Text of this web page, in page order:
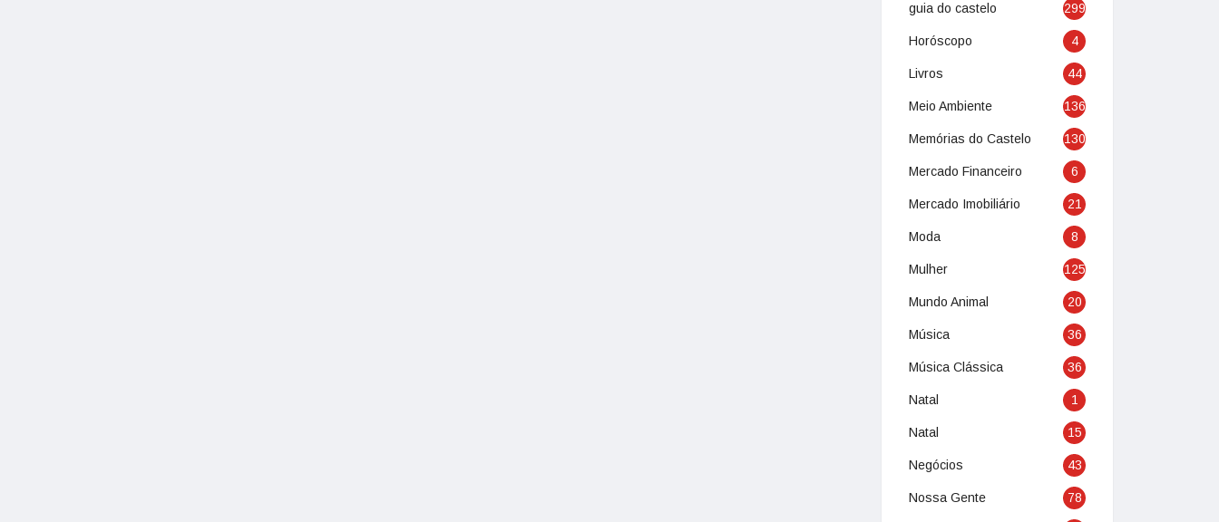
guia do castelo 299
Horóscopo 4
Livros 44
Meio Ambiente 136
Memórias do Castelo 130
Mercado Financeiro 6
Mercado Imobiliário 21
Moda 8
Mulher 125
Mundo Animal 20
Música 36
Música Clássica 36
Natal 1
Natal 15
Negócios 43
Nossa Gente 78